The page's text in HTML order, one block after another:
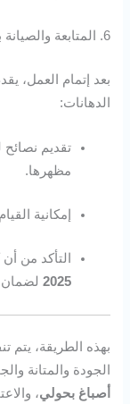
6. المتابعة والصيانة بعد الطلاء
بعد إتمام العمل،
الدهانات:
تقديم نصائح
مظهرها.
إمكانية
التأكد من
2025 لضمان
بهذه الطريقة، يتم
الجودة والمتانة
أصباغ بحولي،